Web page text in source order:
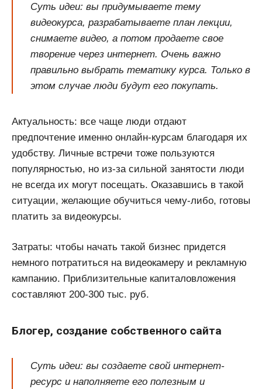
Суть идеи: вы придумываете тему
видеокурса, разрабатываете план лекции,
снимаете видео, а потом продаете свое
творение через интернет. Очень важно
правильно выбрать тематику курса. Только в
этом случае люди будут его покупать.
Актуальность: все чаще люди отдают
предпочтение именно онлайн-курсам благодаря их
удобству. Личные встречи тоже пользуются
популярностью, но из-за сильной занятости люди
не всегда их могут посещать. Оказавшись в такой
ситуации, желающие обучиться чему-либо, готовы
платить за видеокурсы.
Затраты: чтобы начать такой бизнес придется
немного потратиться на видеокамеру и рекламную
кампанию. Приблизительные капиталовложения
составляют 200-300 тыс. руб.
Блогер, создание собственного сайта
Суть идеи: вы создаете свой интернет-
ресурс и наполняете его полезным и